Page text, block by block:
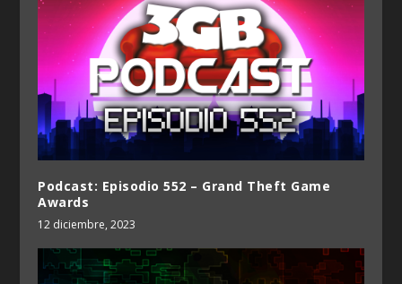
Podcast: Episodio 552 – Grand Theft Game
Awards
12 diciembre, 2023